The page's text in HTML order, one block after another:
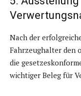
Nach der
Fahrzeughalter den
die
wichtiger Beleg für